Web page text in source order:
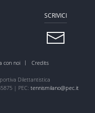
SCRIVICI
con noi Credits
Dilettantistica
| PEC: tennismilano@pec.it